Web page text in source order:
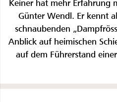
Keiner hat mehr Erfahrung
Günter Wendl. Er kennt
schnaubenden
Anblick auf heimischen
auf dem Führerstand